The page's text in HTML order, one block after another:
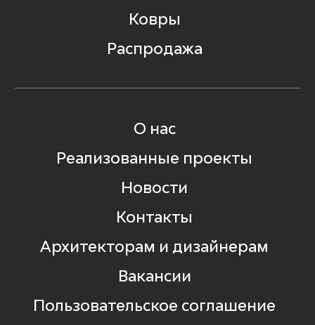
Ковры
Распродажа
О нас
Реализованные проекты
Новости
Контакты
Архитекторам и дизайнерам
Вакансии
Пользовательское соглашение